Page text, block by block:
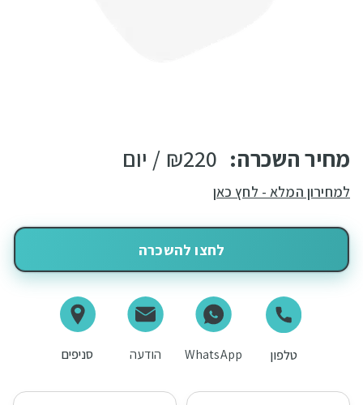
מחיר השכרה: ₪220 / יום
למחירון המלא - לחץ כאן
לחצו להשכרה
טלפון WhatsApp הודעה סניפים